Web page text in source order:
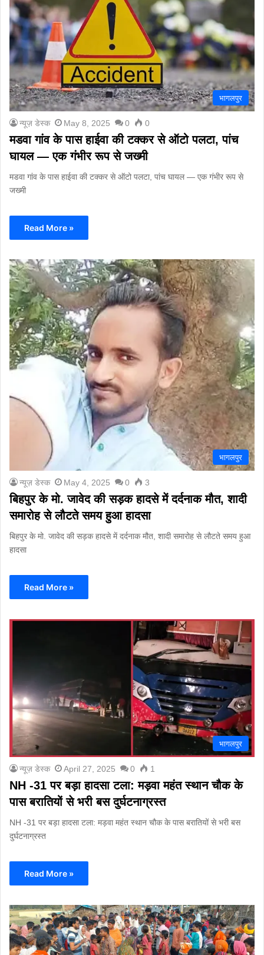
भागलपुर
न्यूज़ डेस्क May 8, 2025 0 0
मडवा गांव के पास हाईवा की टक्कर से ऑटो पलटा, पांच
घायल — एक गंभीर रूप से जख्मी
मडवा गांव के पास हाईवा की टक्कर से ऑटो पलटा, पांच घायल — एक गंभीर रूप से
जख्मी
Read More »
भागलपुर
न्यूज़ डेस्क May 4, 2025 0 3
बिहपुर के मो. जावेद की सड़क हादसे में दर्दनाक मौत, शादी
समारोह से लौटते समय हुआ हादसा
बिहपुर के मो. जावेद की सड़क हादसे में दर्दनाक मौत, शादी समारोह से लौटते समय हुआ
हादसा
Read More »
भागलपुर
न्यूज़ डेस्क April 27, 2025 0 1
NH -31 पर बड़ा हादसा टला: मड़वा महंत स्थान चौक के
पास बरातियों से भरी बस दुर्घटनाग्रस्त
NH -31 पर बड़ा हादसा टला: मड़वा महंत स्थान चौक के पास बरातियों से भरी बस
दुर्घटनाग्रस्त
Read More »